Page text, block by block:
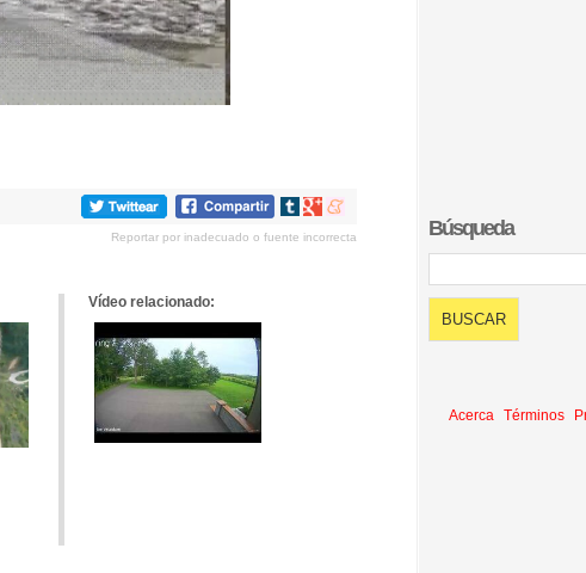
Compartir
tumblr
Compartir
Google+
Compartir
meneame
Reportar por inadecuado o fuente incorrecta
Vídeo relacionado:
Búsqueda
Acerca Términos